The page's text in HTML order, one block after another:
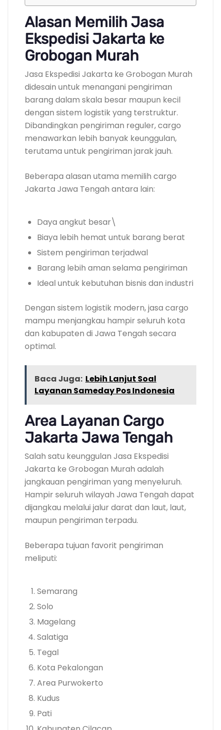
Alasan Memilih Jasa
Ekspedisi Jakarta ke
Grobogan Murah
Jasa Ekspedisi Jakarta ke Grobogan Murah
didesain untuk menangani pengiriman
barang dalam skala besar maupun kecil
dengan sistem logistik yang terstruktur.
Dibandingkan pengiriman reguler, cargo
menawarkan lebih banyak keunggulan,
terutama untuk pengiriman jarak jauh.
Beberapa alasan utama memilih cargo
Jakarta Jawa Tengah antara lain:
Daya angkut besar\
Biaya lebih hemat untuk barang berat
Sistem pengiriman terjadwal
Barang lebih aman selama pengiriman
Ideal untuk kebutuhan bisnis dan industri
Dengan sistem logistik modern, jasa cargo
mampu menjangkau hampir seluruh kota
dan kabupaten di Jawa Tengah secara
optimal.
Baca Juga: Lebih Lanjut Soal
Layanan Sameday Pos Indonesia
Area Layanan Cargo
Jakarta Jawa Tengah
Salah satu keunggulan Jasa Ekspedisi
Jakarta ke Grobogan Murah adalah
jangkauan pengiriman yang menyeluruh.
Hampir seluruh wilayah Jawa Tengah dapat
dijangkau melalui jalur darat dan laut, laut,
maupun pengiriman terpadu.
Beberapa tujuan favorit pengiriman
meliputi:
Semarang
Solo
Magelang
Salatiga
Tegal
Kota Pekalongan
Area Purwokerto
Kudus
Pati